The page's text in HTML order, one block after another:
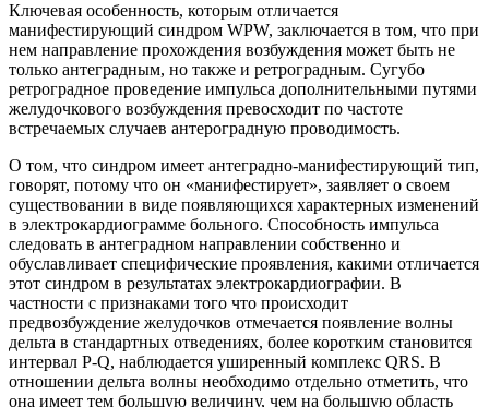
Ключевая особенность, которым отличается
манифестирующий синдром WPW, заключается в том, что при
нем направление прохождения возбуждения может быть не
только антеградным, но также и ретроградным. Сугубо
ретроградное проведение импульса дополнительными путями
желудочкового возбуждения превосходит по частоте
встречаемых случаев антероградную проводимость.
О том, что синдром имеет антеградно-манифестирующий тип,
говорят, потому что он «манифестирует», заявляет о своем
существовании в виде появляющихся характерных изменений
в электрокардиограмме больного. Способность импульса
следовать в антеградном направлении собственно и
обуславливает специфические проявления, какими отличается
этот синдром в результатах электрокардиографии. В
частности с признаками того что происходит
предвозбуждение желудочков отмечается появление волны
дельта в стандартных отведениях, более коротким становится
интервал P-Q, наблюдается уширенный комплекс QRS. В
отношении дельта волны необходимо отдельно отметить, что
она имеет тем большую величину, чем на большую область